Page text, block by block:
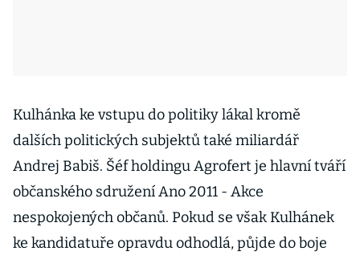
Kulhánka ke vstupu do politiky lákal kromě
dalších politických subjektů také miliardář
Andrej Babiš. Šéf holdingu Agrofert je hlavní tváří
občanského sdružení Ano 2011 - Akce
nespokojených občanů. Pokud se však Kulhánek
ke kandidatuře opravdu odhodlá, půjde do boje